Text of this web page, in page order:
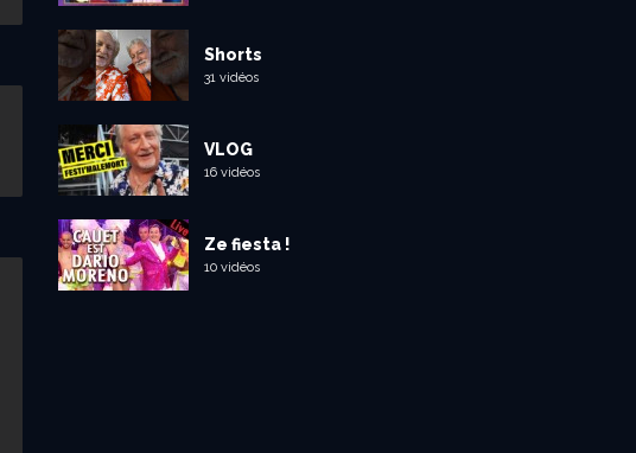
Shorts
31 vidéos
VLOG
16 vidéos
Ze fiesta !
10 vidéos